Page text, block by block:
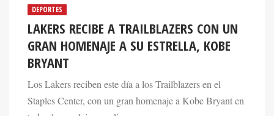
LAKERS RECIBE A TRAILBLAZERS CON UN
GRAN HOMENAJE A SU ESTRELLA, KOBE
BRYANT
Los Lakers reciben este día a los Trailblazers en el
Staples Center, con un gran homenaje a Kobe Bryant en
todo el complejo angelino.